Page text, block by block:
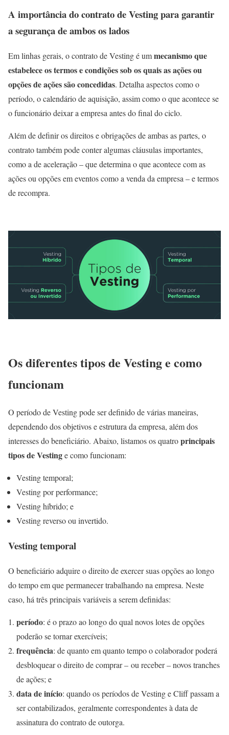
A importância do contrato de Vesting para garantir
a segurança de ambos os lados
Em linhas gerais, o contrato de Vesting é ummecanismo que
estabelece os termos e condições sob os quais as ações ou
opções de ações são concedidas. Detalha aspectos como o
período, o calendário de aquisição, assim como o que acontece se
o funcionário deixar a empresa antes do final do ciclo.
Além de definir os direitos e obrigações de ambas as partes, o
contrato também pode conter algumas cláusulas importantes,
como a de aceleração – que determina o que acontece com as
ações ou opções em eventos como a venda da empresa – e termos
de recompra.
Os diferentes tipos de Vesting e como
funcionam
O período de Vesting pode ser definido de várias maneiras,
dependendo dos objetivos e estrutura da empresa, além dos
interesses do beneficiário. Abaixo, listamos os quatroprincipais
tipos de Vestinge como funcionam:
Vesting temporal;
Vesting por performance;
Vesting híbrido; e
Vesting reverso ou invertido.
Vesting temporal
O beneficiário adquire o direito de exercer suas opções ao longo
do tempo em que permanecer trabalhando na empresa. Neste
caso, há três principais variáveis a serem definidas:
período: é o prazo ao longo do qual novos lotes de opções
poderão se tornar exercíveis;
frequência: de quanto em quanto tempo o colaborador poderá
desbloquear o direito de comprar – ou receber – novos tranches
de ações; e
data de início: quando os períodos de Vesting e Cliff passam a
ser contabilizados, geralmente correspondentes à data de
assinatura do contrato de outorga.